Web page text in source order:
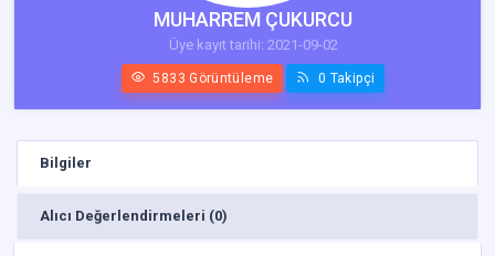
MUHARREM ÇUKURCU
Üye kayıt tarihi: 2021-09-02
5833 Görüntüleme 0 Takipçi
Bilgiler
Alıcı Değerlendirmeleri (0)